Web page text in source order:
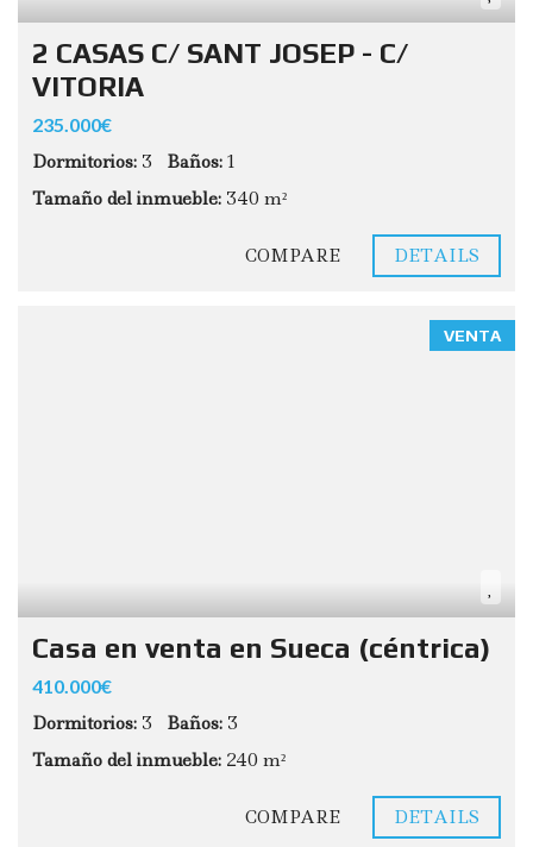
2 CASAS C/ SANT JOSEP - C/
VITORIA
235.000€
Dormitorios: 3 Baños: 1
Tamaño del inmueble: 340 m²
COMPARE DETAILS
VENTA
Casa en venta en Sueca (céntrica)
410.000€
Dormitorios: 3 Baños: 3
Tamaño del inmueble: 240 m²
COMPARE DETAILS